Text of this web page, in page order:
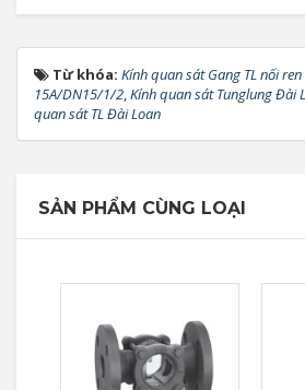
Từ khóa: Kính quan sát Gang TL nối
15A/DN15/1/2,Kính quan sát Tunglung Đài
quan sát TL Đài Loan
SẢN PHẨM CÙNG LOẠI